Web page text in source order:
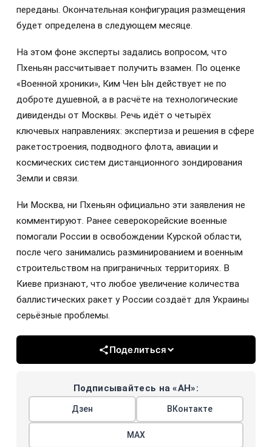
переданы. Окончательная конфигурация размещения
будет определена в следующем месяце.
На этом фоне эксперты задались вопросом, что
Пхеньян рассчитывает получить взамен. По оценке
«Военной хроники», Ким Чен Ын действует не по
доброте душевной, а в расчёте на технологические
дивиденды от Москвы. Речь идёт о четырёх
ключевых направлениях: экспертиза и решения в сфере
ракетостроения, подводного флота, авиации и
космических систем дистанционного зондирования
Земли и связи.
Ни Москва, ни Пхеньян официально эти заявления не
комментируют. Ранее северокорейские военные
помогали России в освобождении Курской области,
после чего занимались разминированием и военным
строительством на приграничных территориях. В
Киеве признают, что любое увеличение количества
баллистических ракет у России создаёт для Украины
серьёзные проблемы.
Поделиться
Подписывайтесь на «АН»:
Дзен ВКонтакте
МАХ